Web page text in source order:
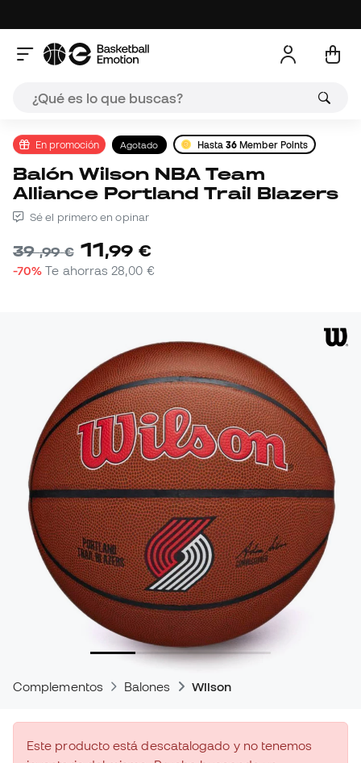
En promoción Agotado Hasta36 Member Points
Balón Wilson NBA Team
Alliance Portland Trail Blazers
Sé el primero en opinar
39,99 € 11,99 €
-70% Te ahorras 28,00 €
Complementos Balones Wilson
Este producto está descatalogado y no tenemos